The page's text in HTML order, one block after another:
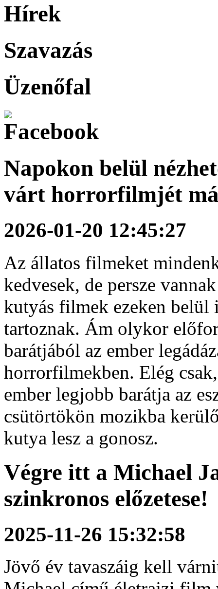
Hírek
Szavazás
Üzenőfal
Napokon belül
várt horrorfilmjét
2026-01-20 12:45:27
Az állatos filmeket
kedvesek, de persze
kutyás filmek ezeken belül
tartoznak. Ám olykor
barátjából az ember
horrorfilmekben. Elég
ember legjobb barátja az
csütörtökön mozikba
kutya lesz a gonosz.
Végre itt a Michael
szinkronos előzetese!
2025-11-26 15:32:58
Jövő év tavaszáig kell